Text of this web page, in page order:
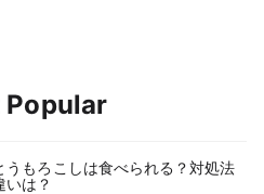
Popular
うもろこしは食べられる？対処法
いは？